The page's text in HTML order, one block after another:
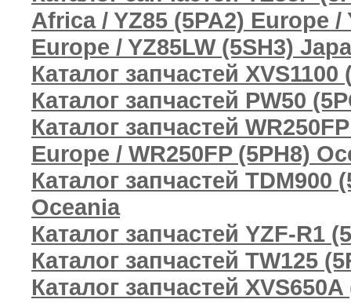
Africa / YZ85 (5PA2) Europe /
Europe / YZ85LW (5SH3)
Каталог запчастей
Каталог запчастей PW50
Каталог запчастей
Europe / WR250FP (5PH8)
Каталог запчастей TDM900
Oceania
Каталог запчастей YZF-R1
Каталог запчастей TW125
Каталог запчастей